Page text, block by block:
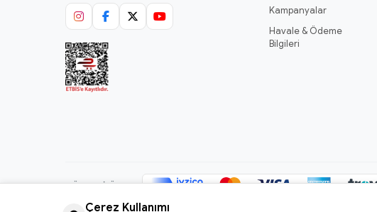
Kampanyalar
Havale & Ödeme
Bilgileri
GÜVENLI ÖDEME
Çerez Kullanımı